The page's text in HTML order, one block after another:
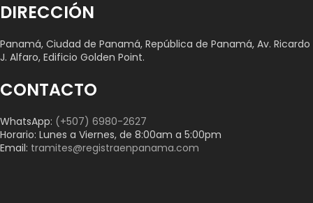
DIRECCIÓN
Panamá, Ciudad de Panamá, República de Panamá, Av. Ricardo
J. Alfaro, Edificio Golden Point.
CONTACTO
WhatsApp: (+507) 6980-2627
Horario: Lunes a Viernes, de 8:00am a 5:00pm
Email: tramites@registraenpanama.com